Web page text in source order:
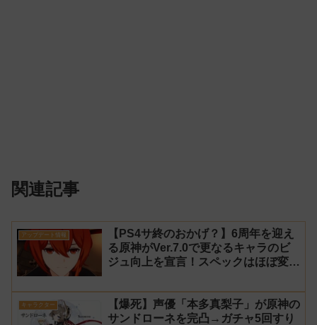
関連記事
アップデート情報
【PS4サ終のおかげ？】6周年を迎え
る原神がVer.7.0で更なるキャラのビ
ジュ向上を宣言！スペックはほぼ変わ
キャラクター
【爆死】声優「本多真梨子」が原神の
サンドローネを完凸→ガチャ5回すり